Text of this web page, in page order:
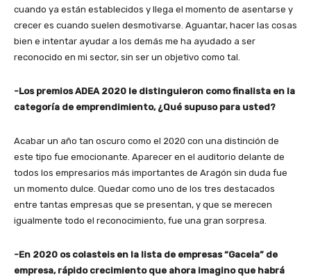
cuando ya están establecidos y llega el momento de asentarse y
crecer es cuando suelen desmotivarse. Aguantar, hacer las cosas
bien e intentar ayudar a los demás me ha ayudado a ser
reconocido en mi sector, sin ser un objetivo como tal.
-Los premios ADEA 2020 le distinguieron como finalista en la
categoría de emprendimiento, ¿Qué supuso para usted?
Acabar un año tan oscuro como el 2020 con una distinción de
este tipo fue emocionante. Aparecer en el auditorio delante de
todos los empresarios más importantes de Aragón sin duda fue
un momento dulce. Quedar como uno de los tres destacados
entre tantas empresas que se presentan, y que se merecen
igualmente todo el reconocimiento, fue una gran sorpresa.
-En 2020 os colasteis en la lista de empresas “Gacela” de
empresa, rápido crecimiento que ahora imagino que habrá